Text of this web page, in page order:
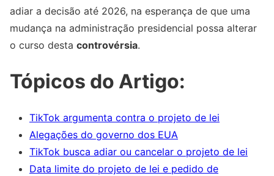
adiar a decisão até 2026, na esperança de que uma
mudança na administração presidencial possa alterar
o curso desta controvérsia.
Tópicos do Artigo:
TikTok argumenta contra o projeto de lei
Alegações do governo dos EUA
TikTok busca adiar ou cancelar o projeto de lei
Data limite do projeto de lei e pedido de